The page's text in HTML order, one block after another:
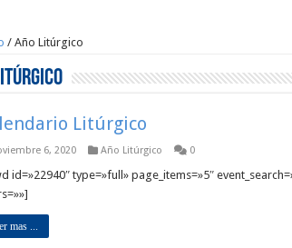
/ Año Litúrgico
Litúrgico
6, 2020 Año Litúrgico 0
id=»22940″ type=»full» page_items=»5″
mas ...